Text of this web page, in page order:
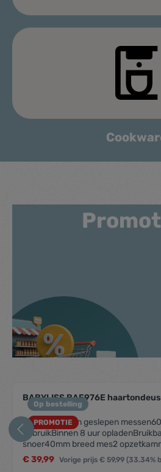
Op bestelling
PROMOTIE
BABYLISS BAE976E
Titanium stalen geslepen
gebruikBinnen 8 uur
snoer40mm breed mes2
lengtes1-25 mm1mm precisie360°
in te stellenVerwijderbare
€ 39,99 Vorige prijs € 59,99 (33.34%